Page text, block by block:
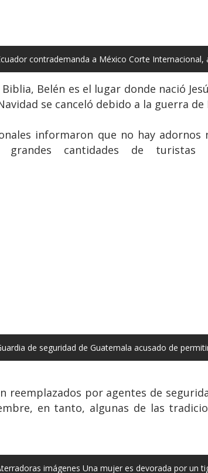
contrademanda a México Corte Internacional,
Belén es el lugar donde nació
se canceló debido a la guerra de
informaron que no hay
cantidades de
de seguridad de Guatemala acusado de
reemplazados por agentes de
en tanto, algunas de las
imágenes Una mujer es devorada por un